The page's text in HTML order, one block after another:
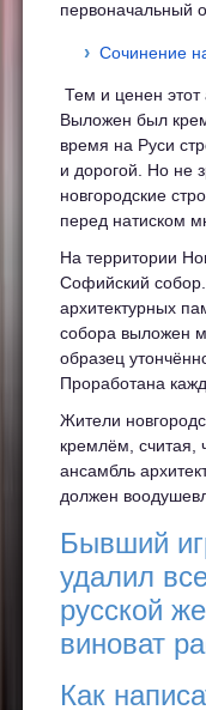
первоначальный
Сочинение
Тем и ценен этот
Выложен был
время на Руси
и дорогой. Но не
новгородские
перед натиском
На территории
Софийский
архитектурных
собора выложен
образец
Проработана
Жители
кремлём, считая,
ансамбль
должен
Бывший
удалил
русской
виноват
Как